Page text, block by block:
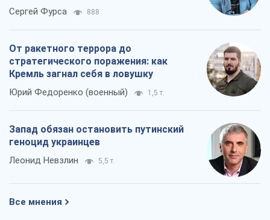
Сергей Фурса 888
От ракетного террора до
стратегического поражения: как
Кремль загнал себя в ловушку
Юрий Федоренко (военный) 1,5 т.
Запад обязан остановить путинский
геноцид украинцев
Леонид Невзлин 5,5 т.
Все мнения